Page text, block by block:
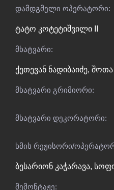
დამდგმელი ოპერატორი:
ტატო კოტეტიშვილი II
მხატვარი:
ქეთევან ნადიბაიძე, შოთა
მხატვარი გრიმიორი:
მხატვარი დეკორატორი:
ხმის რეჟისორი/
ბესარიონ კაჭარავა,
მემონტაჟე: